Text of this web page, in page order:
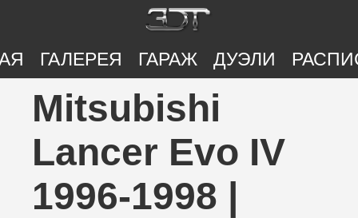
ГАЛЕРЕЯ ГАРАЖ ДУЭЛИ
Mitsubishi
Lancer Evo IV
1996-1998 |